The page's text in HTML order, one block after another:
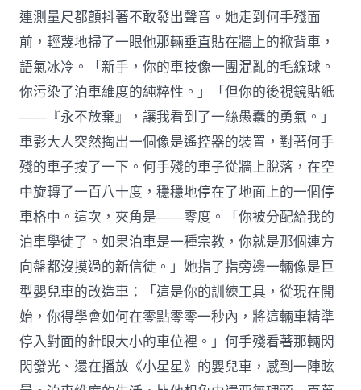
連測量尺都顫抖著不敢發出聲音。她走到何手殘面
前，輕蔑地掃了一眼他那輛垂直貼在牆上的掀背車，
語氣冰冷。「新手，你的車技像一團混亂的毛線球。
你污染了泊車維度的純粹性。」「但你的後視鏡貼紙
——『永不放棄』，讓我看到了一絲愚蠢的勇氣。」
車影大人突然掏出一個像是遙控器的裝置，對著何手
殘的車子按了一下。何手殘的車子從牆上脫落，在空
中旋轉了一百八十度，穩穩地停在了地面上的一個停
車格中。這次，夾角是——零度。「你被分配給我的
泊車學徒了。如果泊車是一種宗教，你就是那個連方
向盤都沒摸過的新信徒。」她指了指旁邊一輛像是巨
型嬰兒車的改造車：「這是你的訓練工具，從現在開
始，你得學會如何在零點零零一秒內，將這輛車精準
停入對面的針眼大小的車位裡。」何手殘看著那輛閃
閃發光、還在播放《小星星》的嬰兒車，感到一陣眩